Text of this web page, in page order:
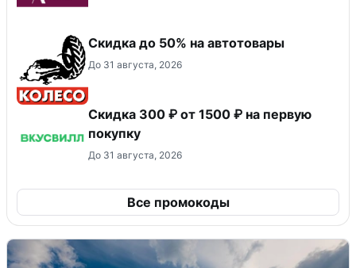
Скидка до 50% на автотовары
До 31 августа, 2026
Скидка 300 ₽ от 1500 ₽ на первую
покупку
До 31 августа, 2026
Все промокоды